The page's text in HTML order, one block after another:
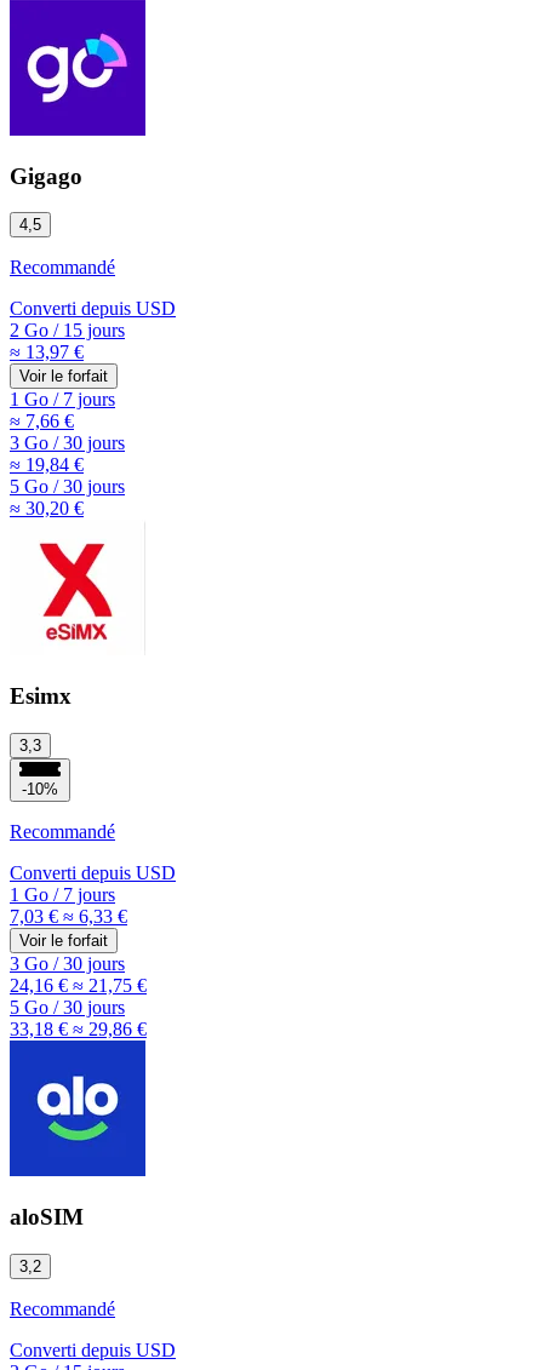
Gigago
4,5
Recommandé
Converti depuis USD
2 Go /15 jours
≈ 13,97 €
Voir le forfait
1 Go /7 jours
≈ 7,66 €
3 Go /30 jours
≈ 19,84 €
5 Go /30 jours
≈ 30,20 €
Esimx
3,3
-10%
Recommandé
Converti depuis USD
1 Go /7 jours
7,03 € ≈ 6,33 €
Voir le forfait
3 Go /30 jours
24,16 € ≈ 21,75 €
5 Go /30 jours
33,18 € ≈ 29,86 €
aloSIM
3,2
Recommandé
Converti depuis USD